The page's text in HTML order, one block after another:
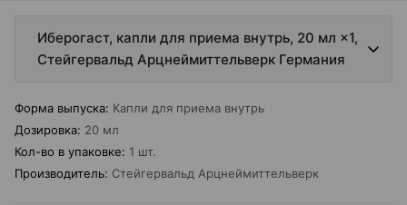
Иберогаст, капли для приема внутрь, 20 мл ×1,
Стейгервальд Арцнеймиттельверк Германия
Форма выпуска: Капли для приема внутрь
Дозировка: 20 мл
Кол-во в упаковке: 1 шт.
Производитель: Стейгервальд Арцнеймиттельверк